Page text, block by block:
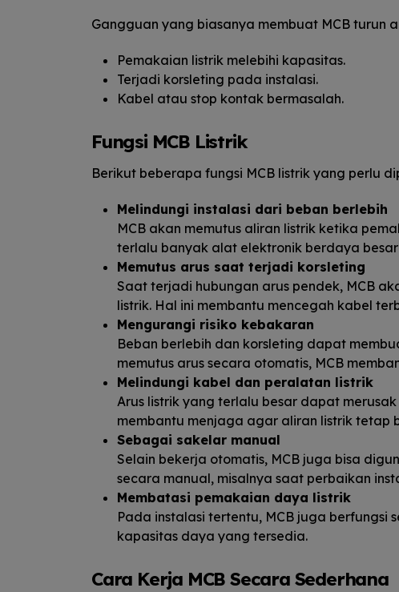
Gangguan yang biasanya membuat MCB turun
Pemakaian listrik melebihi kapasitas.
Terjadi korsleting pada instalasi.
Kabel atau stop kontak bermasalah.
Fungsi MCB Listrik
Berikut beberapa fungsi MCB listrik yang perlu
Melindungi instalasi dari beban berlebih
MCB akan memutus aliran listrik ketika
terlalu banyak alat elektronik berdaya
Memutus arus saat terjadi korsleting
Saat terjadi hubungan arus pendek, MCB
listrik. Hal ini membantu mencegah kabel
Mengurangi risiko kebakaran
Beban berlebih dan korsleting dapat
memutus arus secara otomatis, MCB
Melindungi kabel dan peralatan listrik
Arus listrik yang terlalu besar dapat
membantu menjaga agar aliran listrik tetap
Sebagai sakelar manual
Selain bekerja otomatis, MCB juga bisa
secara manual, misalnya saat perbaikan
Membatasi pemakaian daya listrik
Pada instalasi tertentu, MCB juga
kapasitas daya yang tersedia.
Cara Kerja MCB Secara Sederhana